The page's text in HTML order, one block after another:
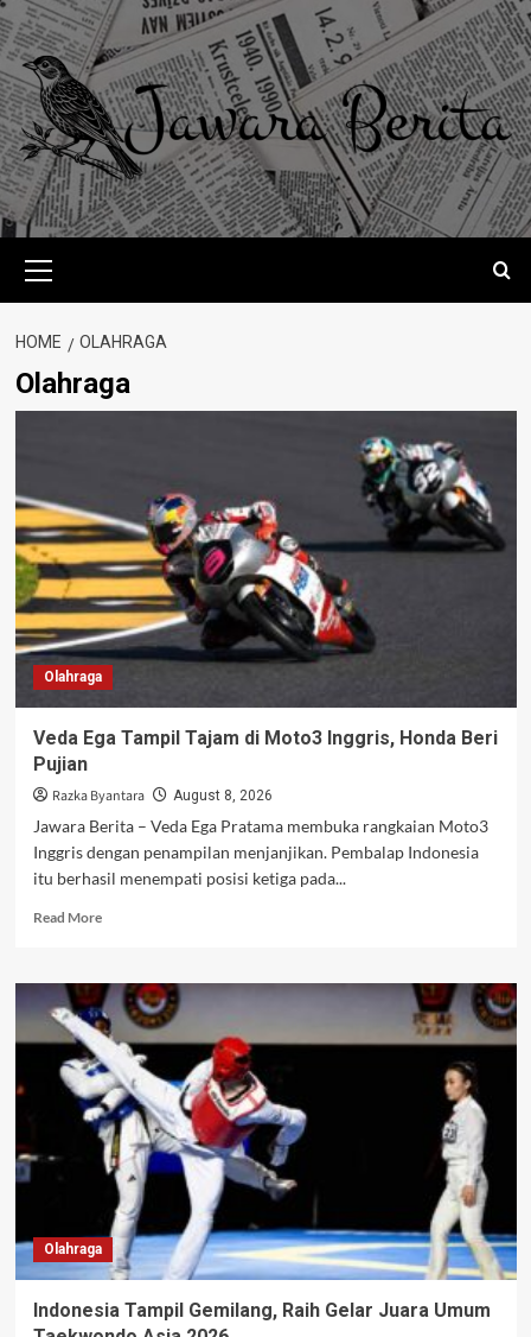
Skip
to
content
Menu
HOME OLAHRAGA
Olahraga
Olahraga
Veda Ega Tampil Tajam di Moto3 Inggris, Honda Beri
Pujian
Razka Byantara August 8, 2026
Jawara Berita – Veda Ega Pratama membuka rangkaian Moto3
Inggris dengan penampilan menjanjikan. Pembalap Indonesia
itu berhasil menempati posisi ketiga pada...
Read MoreRead
Veda
Ega
Tampil
Tajam
di
Moto3
Inggris,
Honda
Beri
Pujian
Olahraga
Indonesia Tampil Gemilang, Raih Gelar Juara Umum